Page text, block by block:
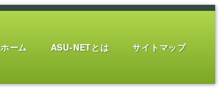
ホーム ASU-NETとは サイトマップ